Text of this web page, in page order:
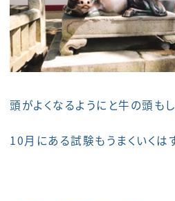
頭がよくなるようにと牛の頭も
10月にある試験もうまくいくはず